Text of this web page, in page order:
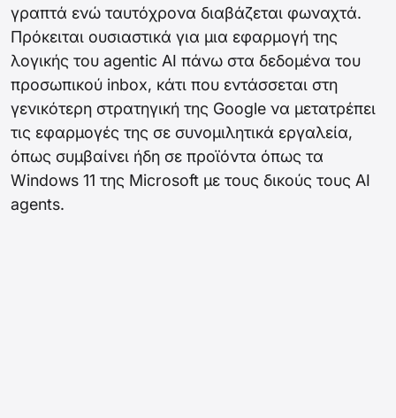
γραπτά ενώ ταυτόχρονα διαβάζεται φωναχτά.
Πρόκειται ουσιαστικά για μια εφαρμογή της
λογικής του agentic AI πάνω στα δεδομένα του
προσωπικού inbox, κάτι που εντάσσεται στη
γενικότερη στρατηγική της Google να μετατρέπει
τις εφαρμογές της σε συνομιλητικά εργαλεία,
όπως συμβαίνει ήδη σε προϊόντα όπως τα
Windows 11 της Microsoft με τους δικούς τους AI
agents.